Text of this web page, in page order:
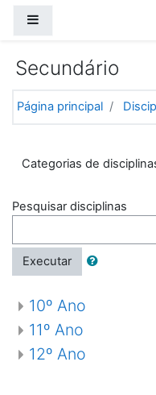
Secundário
Página principal
Categorias de
Pesquisar disciplinas
Executar
10º Ano
11º Ano
12º Ano